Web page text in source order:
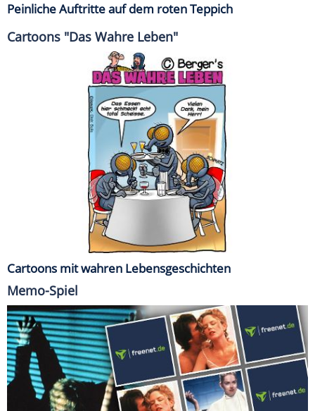
Peinliche Auftritte auf dem roten Teppich
Cartoons "Das Wahre Leben"
Cartoons mit wahren Lebensgeschichten
Memo-Spiel